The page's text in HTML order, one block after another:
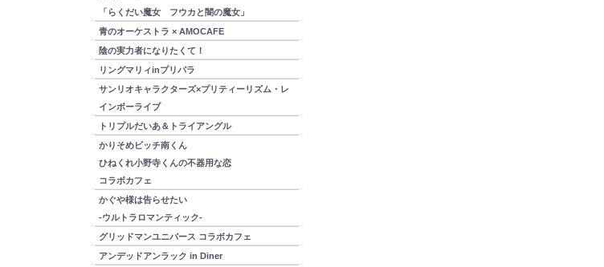
「らくだい魔女 フウカと闇の魔女」
青のオーケストラ × AMOCAFE
陰の実力者になりたくて！
リングマリィinプリパラ
サンリオキャラクターズ×プリティーリズム・レ
インボーライブ
トリプルだいあ＆トライアングル
かりそめビッチ南くん
ひねくれ小野寺くんの不器用な恋
コラボカフェ
かぐや様は告らせたい
-ウルトラロマンティック-
グリッドマンユニバース コラボカフェ
アンデッドアンラック in Diner